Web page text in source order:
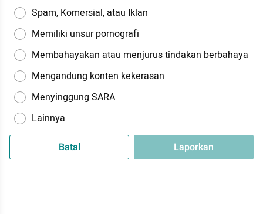
Spam, Komersial, atau Iklan
Memiliki unsur pornografi
Membahayakan atau menjurus tindakan berbahaya
Mengandung konten kekerasan
Menyinggung SARA
Lainnya
Batal Laporkan